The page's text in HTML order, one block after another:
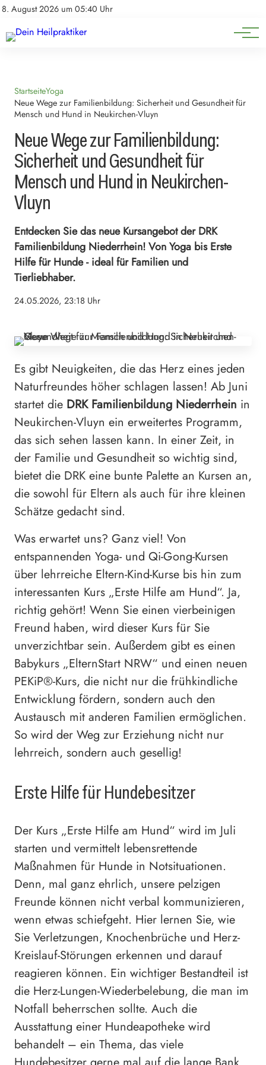
8. August 2026 um 05:40 Uhr
Impressum
Natürliche Medizin
Heilpflanzen & Kräuterkunde
StartseiteYoga
Neue Wege zur Familienbildung: Sicherheit und Gesundheit für
Mensch und Hund in Neukirchen-Vluyn
Neue Wege zur Familienbildung:
Sicherheit und Gesundheit für
Mensch und Hund in Neukirchen-
Vluyn
Entdecken Sie das neue Kursangebot der DRK
Familienbildung Niederrhein! Von Yoga bis Erste
Hilfe für Hunde - ideal für Familien und
Tierliebhaber.
24.05.2026, 23:18 Uhr
Es gibt Neuigkeiten, die das Herz eines jeden
Naturfreundes höher schlagen lassen! Ab Juni
startet die DRK Familienbildung Niederrhein in
Neukirchen-Vluyn ein erweitertes Programm,
das sich sehen lassen kann. In einer Zeit, in
der Familie und Gesundheit so wichtig sind,
bietet die DRK eine bunte Palette an Kursen an,
die sowohl für Eltern als auch für ihre kleinen
Schätze gedacht sind.
Was erwartet uns? Ganz viel! Von
entspannenden Yoga- und Qi-Gong-Kursen
über lehrreiche Eltern-Kind-Kurse bis hin zum
interessanten Kurs „Erste Hilfe am Hund“. Ja,
richtig gehört! Wenn Sie einen vierbeinigen
Freund haben, wird dieser Kurs für Sie
unverzichtbar sein. Außerdem gibt es einen
Babykurs „ElternStart NRW“ und einen neuen
PEKiP®-Kurs, die nicht nur die frühkindliche
Entwicklung fördern, sondern auch den
Austausch mit anderen Familien ermöglichen.
So wird der Weg zur Erziehung nicht nur
lehrreich, sondern auch gesellig!
Erste Hilfe für Hundebesitzer
Der Kurs „Erste Hilfe am Hund“ wird im Juli
starten und vermittelt lebensrettende
Maßnahmen für Hunde in Notsituationen.
Denn, mal ganz ehrlich, unsere pelzigen
Freunde können nicht verbal kommunizieren,
wenn etwas schiefgeht. Hier lernen Sie, wie
Sie Verletzungen, Knochenbrüche und Herz-
Kreislauf-Störungen erkennen und darauf
reagieren können. Ein wichtiger Bestandteil ist
die Herz-Lungen-Wiederbelebung, die man im
Notfall beherrschen sollte. Auch die
Ausstattung einer Hundeapotheke wird
behandelt – ein Thema, das viele